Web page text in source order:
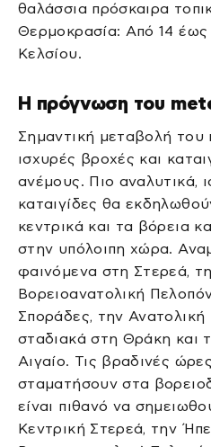
θαλάσσια πρόσκαιρα
Θερμοκρασία: Από 14 έως
Κελσίου.
Η πρόγνωση του
Σημαντική μεταβολή του
ισχυρές βροχές και
ανέμους. Πιο αναλυτικά,
καταιγίδες θα
κεντρικά και τα βόρεια
στην υπόλοιπη χώρα.
φαινόμενα στη Στερεά,
Βορειοανατολική
Σποράδες, την Ανατολική
σταδιακά στη Θράκη και
Αιγαίο. Τις βραδινές
σταματήσουν στα
είναι πιθανό να
Κεντρική Στερεά, την